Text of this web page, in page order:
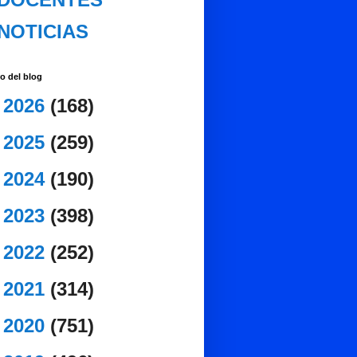
del blog
2026 (168)
2025 (259)
2024 (190)
2023 (398)
2022 (252)
2021 (314)
2020 (751)